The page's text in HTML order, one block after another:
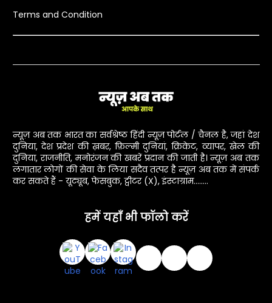
Terms and Condition
न्यूज़ अब तक भारत का सर्वश्रेष्ठ हिंदी न्यूज़ पोर्टल / चैनल है, जहां देश
दुनिया, देश प्रदेश की ख़बर, फ़िल्मी दुनियां, क्रिकेट, व्यापर, खेल की
दुनिया, राजनीति, मनोरंजन की खबरें प्रदान की जाती है। न्यूज़ अब तक
लगातार लोगों की सेवा के लिया सदैव तत्पर है न्यूज़ अब तक में संपर्क
कर सकते हैं - यूट्यूब, फेसबुक, ट्वीटर (X), इंस्टाग्राम........
हमें यहाँ भी फॉलो करें